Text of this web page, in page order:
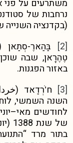
נרחבות של
(בקדנציה
[2]
באזור הפגנות.
[3]
השנה השמשי,
לחודשים
בתור מרד